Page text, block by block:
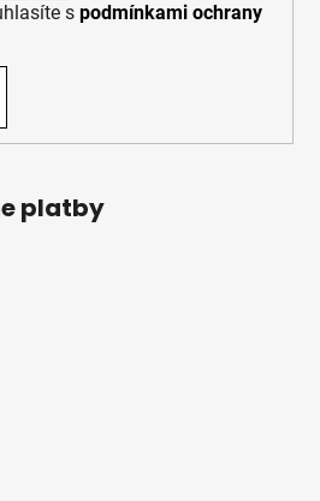
s podmínkami ochrany
platby